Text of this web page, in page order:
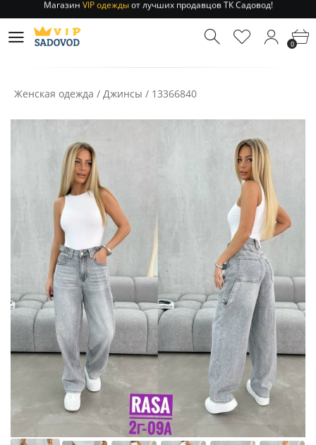
Отправление заказа 1-3 дняпо РФ и МСК!
Магазин
от лучших продавцов ТК Садовод!
Отправление заказа 1-3 дня по РФ и МСК! 0
Женская одежда / Джинсы / 13366840